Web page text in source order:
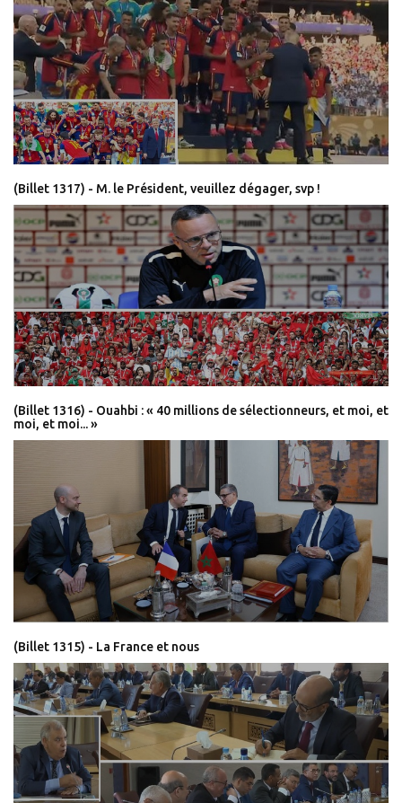
(Billet 1317) - M. le Président, veuillez dégager, svp !
(Billet 1316) - Ouahbi : « 40 millions de sélectionneurs, et moi, et
moi, et moi... »
(Billet 1315) - La France et nous